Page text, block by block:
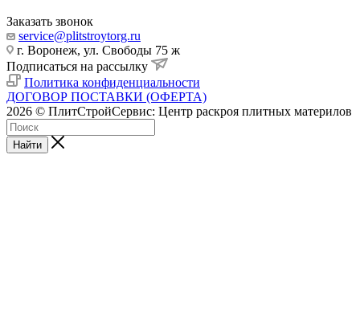
Заказать звонок
service@plitstroytorg.ru
г. Воронеж, ул. Свободы 75 ж
Подписаться на рассылку
Политика конфиденциальности
ДОГОВОР ПОСТАВКИ (ОФЕРТА)
2026 © ПлитСтройСервис: Центр раскроя плитных материлов
Найти